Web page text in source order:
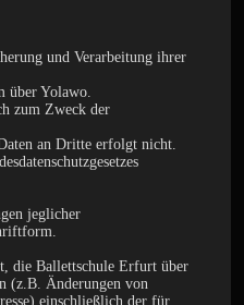
und Verarbeitung ihrer
über Yolawo.
zum Zweck der
an Dritte erfolgt nicht.
jeglicher
die Ballettschule Erfurt über
(z.B. Änderungen von
einschließlich der für